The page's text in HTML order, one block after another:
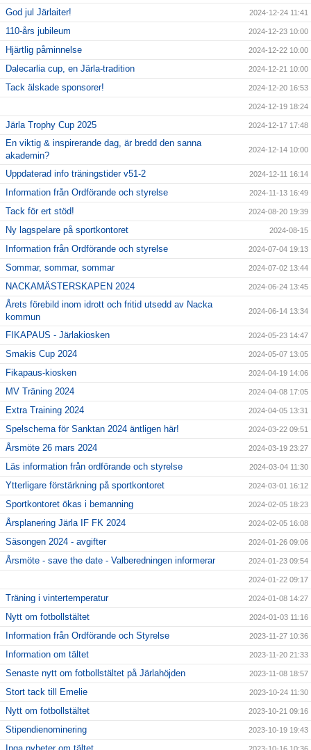
God jul Järlaiter! 2024-12-24 11:41
110-års jubileum 2024-12-23 10:00
Hjärtlig påminnelse 2024-12-22 10:00
Dalecarlia cup, en Järla-tradition 2024-12-21 10:00
Tack älskade sponsorer! 2024-12-20 16:53
2024-12-19 18:24
Järla Trophy Cup 2025 2024-12-17 17:48
En viktig & inspirerande dag, är bredd den sanna
akademin?
2024-12-14 10:00
Uppdaterad info träningstider v51-2 2024-12-11 16:14
Information från Ordförande och styrelse 2024-11-13 16:49
Tack för ert stöd! 2024-08-20 19:39
Ny lagspelare på sportkontoret 2024-08-15
Information från Ordförande och styrelse 2024-07-04 19:13
Sommar, sommar, sommar 2024-07-02 13:44
NACKAMÄSTERSKAPEN 2024 2024-06-24 13:45
Årets förebild inom idrott och fritid utsedd av Nacka
kommun
2024-06-14 13:34
FIKAPAUS - Järlakiosken 2024-05-23 14:47
Smakis Cup 2024 2024-05-07 13:05
Fikapaus-kiosken 2024-04-19 14:06
MV Träning 2024 2024-04-08 17:05
Extra Training 2024 2024-04-05 13:31
Spelschema för Sanktan 2024 äntligen här! 2024-03-22 09:51
Årsmöte 26 mars 2024 2024-03-19 23:27
Läs information från ordförande och styrelse 2024-03-04 11:30
Ytterligare förstärkning på sportkontoret 2024-03-01 16:12
Sportkontoret ökas i bemanning 2024-02-05 18:23
Årsplanering Järla IF FK 2024 2024-02-05 16:08
Säsongen 2024 - avgifter 2024-01-26 09:06
Årsmöte - save the date - Valberedningen informerar 2024-01-23 09:54
2024-01-22 09:17
Träning i vintertemperatur 2024-01-08 14:27
Nytt om fotbollstältet 2024-01-03 11:16
Information från Ordförande och Styrelse 2023-11-27 10:36
Information om tältet 2023-11-20 21:33
Senaste nytt om fotbollstältet på Järlahöjden 2023-11-08 18:57
Stort tack till Emelie 2023-10-24 11:30
Nytt om fotbollstältet 2023-10-21 09:16
Stipendienominering 2023-10-19 19:43